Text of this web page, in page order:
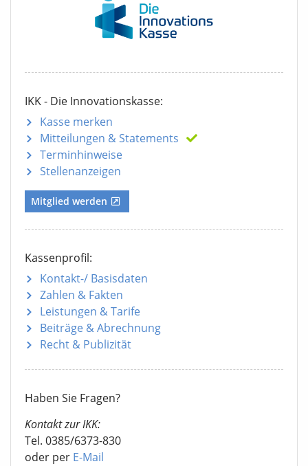
IKK - Die Innovationskasse:
Kasse merken
Mitteilungen & Statements
Terminhinweise
Stellenanzeigen
Mitglied werden
Kassenprofil:
Kontakt-/ Basisdaten
Zahlen & Fakten
Leistungen & Tarife
Beiträge & Abrechnung
Recht & Publizität
Haben Sie Fragen?
Kontakt zur IKK:
Tel. 0385/6373-830
oder per E-Mail